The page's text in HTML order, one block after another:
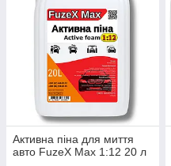
Активна піна для миття
авто FuzeX Max 1:12 20 л